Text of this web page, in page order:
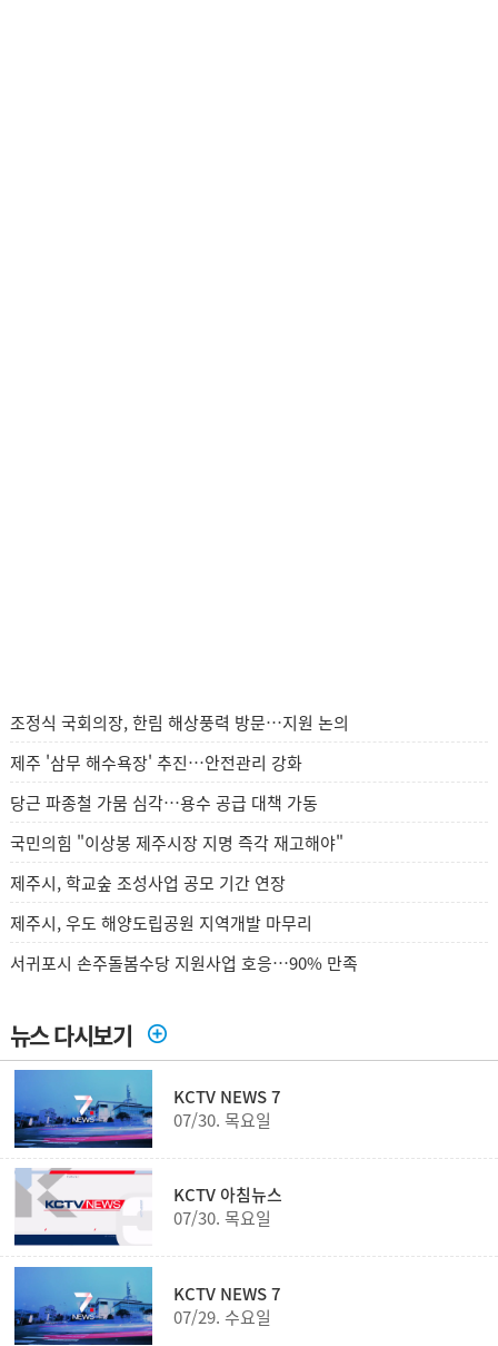
조정식 국회의장, 한림 해상풍력 방문…지원 논의
제주 '삼무 해수욕장' 추진…안전관리 강화
당근 파종철 가뭄 심각…용수 공급 대책 가동
국민의힘 "이상봉 제주시장 지명 즉각 재고해야"
제주시, 학교숲 조성사업 공모 기간 연장
제주시, 우도 해양도립공원 지역개발 마무리
서귀포시 손주돌봄수당 지원사업 호응…90% 만족
뉴스 다시보기
KCTV NEWS 7
07/30. 목요일
KCTV 아침뉴스
07/30. 목요일
KCTV NEWS 7
07/29. 수요일